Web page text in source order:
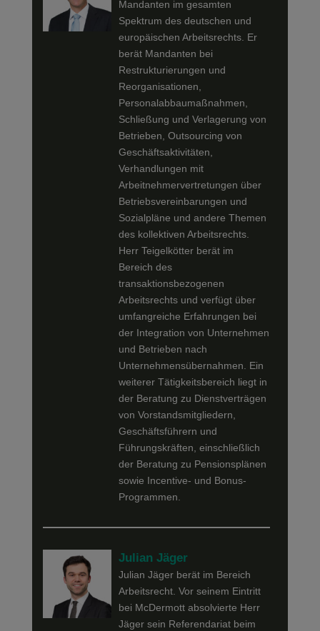
Mandanten im gesamten
Spektrum des deutschen und
europäischen Arbeitsrechts. Er
berät Mandanten bei
Restrukturierungen und
Reorganisationen,
Personalabbaumaßnahmen,
Schließung und Verlagerung von
Betrieben, Outsourcing von
Geschäftsaktivitäten,
Verhandlungen mit
Arbeitnehmervertretungen über
Betriebsvereinbarungen und
Sozialpläne und andere Themen
des kollektiven Arbeitsrechts.
Herr Teigelkötter berät im
Bereich des
transaktionsbezogenen
Arbeitsrechts und verfügt über
umfangreiche Erfahrungen bei
der Integration von Unternehmen
und Betrieben nach
Unternehmensübernahmen. Ein
weiterer Tätigkeitsbereich liegt in
der Beratung zu Dienstverträgen
von Vorstandsmitgliedern,
Geschäftsführern und
Führungskräften, einschließlich
der Beratung zu Pensionsplänen
sowie Incentive- und Bonus-
Programmen.
Julian Jäger
Julian Jäger berät im Bereich
Arbeitsrecht. Vor seinem Eintritt
bei McDermott absolvierte Herr
Jäger sein Referendariat beim